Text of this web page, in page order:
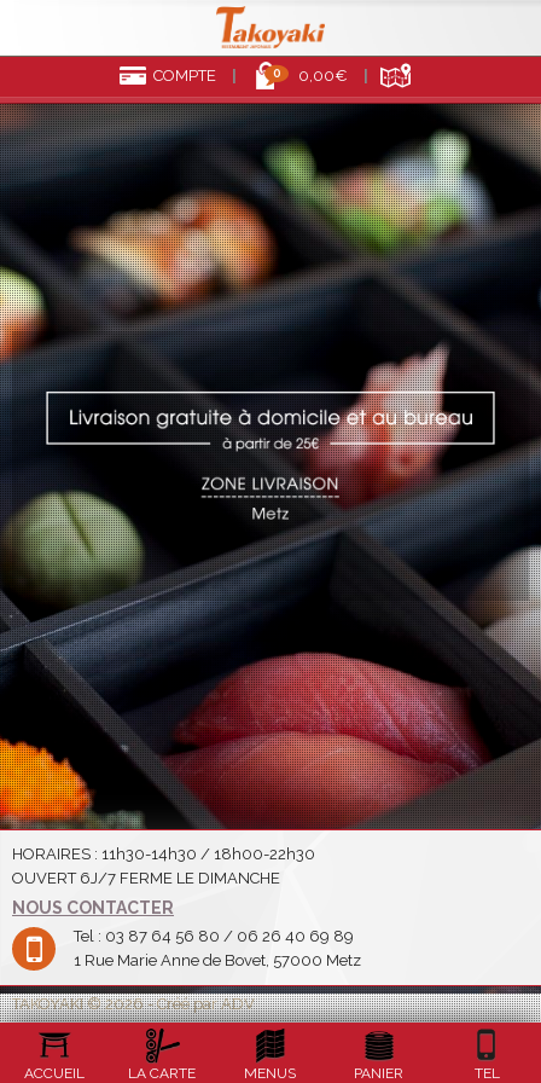
COMPTE 0 0,00€
HORAIRES : 11h30-14h30 / 18h00-22h30
OUVERT 6J/7 FERME LE DIMANCHE
NOUS CONTACTER
Tel : 03 87 64 56 80 / 06 26 40 69 89
1 Rue Marie Anne de Bovet, 57000 Metz
TAKOYAKI © 2026 - Créé par ADV
ACCUEIL LA CARTE MENUS PANIER TEL